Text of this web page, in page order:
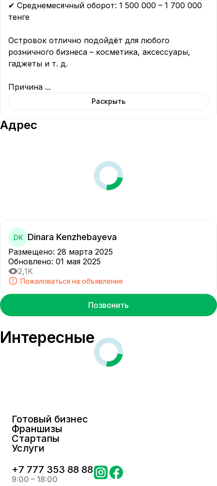
✔ Среднемесячный оборот: 1 500 000 – 1 700 000
тенге
Островок отлично подойдёт для любого
розничного бизнеса – косметика, аксессуары,
гаджеты и т. д.
Причина ...
Раскрыть
Адрес
DK Dinara Kenzhebayeva
Размещено: 28 марта 2025
Обновлено: 01 мая 2025
2,1K
Пожаловаться на объявление
Позвонить
Интересные
Готовый бизнес
Франшизы
Стартапы
Услуги
+7 777 353 88 88
9:00 – 18:00